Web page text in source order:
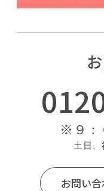
※９：
⼟⽇、
お問い合